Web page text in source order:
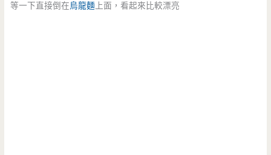
等一下直接倒在烏龍麵上面，看起來比較漂亮